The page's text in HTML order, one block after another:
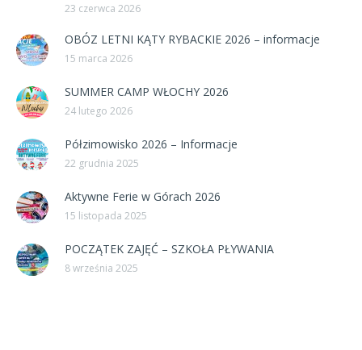
23 czerwca 2026
OBÓZ LETNI KĄTY RYBACKIE 2026 – informacje
15 marca 2026
SUMMER CAMP WŁOCHY 2026
24 lutego 2026
Półzimowisko 2026 – Informacje
22 grudnia 2025
Aktywne Ferie w Górach 2026
15 listopada 2025
POCZĄTEK ZAJĘĆ – SZKOŁA PŁYWANIA
8 września 2025